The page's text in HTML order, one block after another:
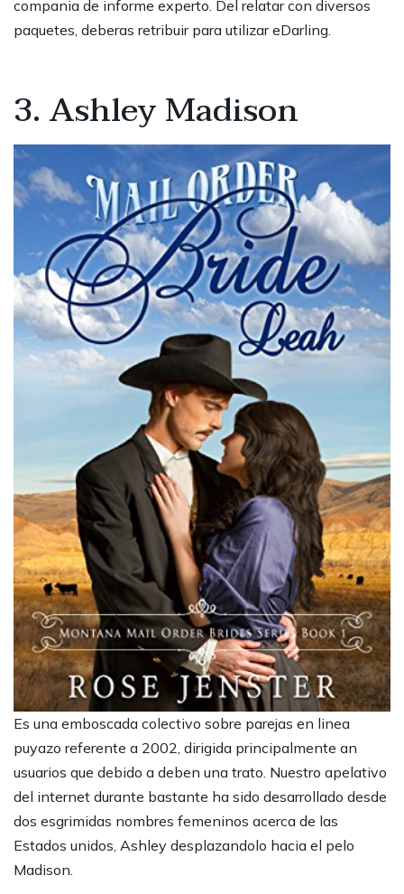
compania de informe experto. Del relatar con diversos
paquetes, deberas retribuir para utilizar eDarling.
3. Ashley Madison
Es una emboscada colectivo sobre parejas en linea
puyazo referente a 2002, dirigida principalmente an
usuarios que debido a deben una trato. Nuestro apelativo
del internet durante bastante ha sido desarrollado desde
dos esgrimidas nombres femeninos acerca de las
Estados unidos, Ashley desplazandolo hacia el pelo
Madison.